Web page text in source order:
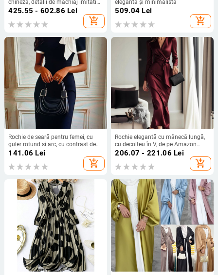
chineză, detalii de machiaj imitativ
și fustă cu model „fața calului“,
425.55 - 602.86 Lei
add_shopping_cart
elegantă și minimalistă
509.04 Lei
add_shopping_cart
Rochie de seară pentru femei, cu
guler rotund și arc, cu contrast de
culoare, subțire, cu imprimeu de
celebrități, pentru petrecere și
banchet
141.06 Lei
add_shopping_cart
Rochie elegantă cu mânecă lungă,
cu decolteu în V, de pe Amazon
Aliexpress, de toamnă nouă
206.07 - 221.06 Lei
add_shopping_cart